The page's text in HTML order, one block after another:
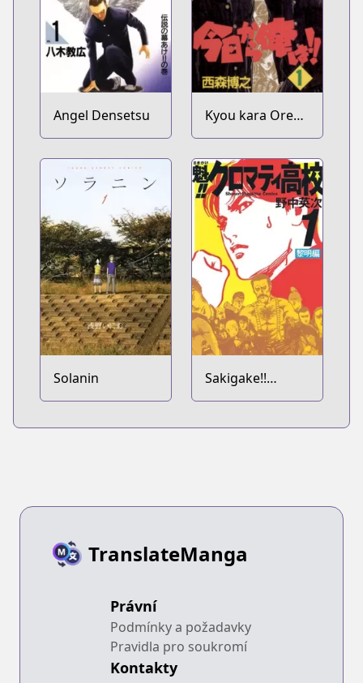
Angel Densetsu
Kyou kara Ore
wa!!
Solanin
Sakigake!!
Cromartie
TranslateManga
Právní
Podmínky a požadavky
Pravidla pro soukromí
Kontakty